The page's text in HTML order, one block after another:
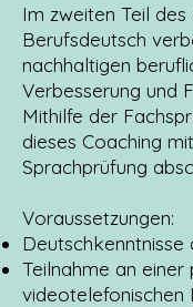
Im zweiten Teil
Berufsdeutsch
nachhaltigen
Verbesserung und
Mithilfe der
dieses Coaching
Sprachprüfung
Voraussetzungen:
Deutschkenntnisse
Teilnahme an
videotelefonischen